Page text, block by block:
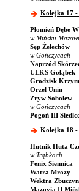
Kolejka 17 -
Płomień Dębe
w Mińsku
Sęp Żelechów
w Gończycach
Naprzód
ULKS Gołąbek
Grodzisk
Orzeł Unin
Zryw Sobolew
w Gończycach
Pogoń III
Kolejka 18 -
Hutnik Huta
w Trąbkach
Fenix Siennica
Watra Mrozy
Wektra Zbuczyn
Mazovia II